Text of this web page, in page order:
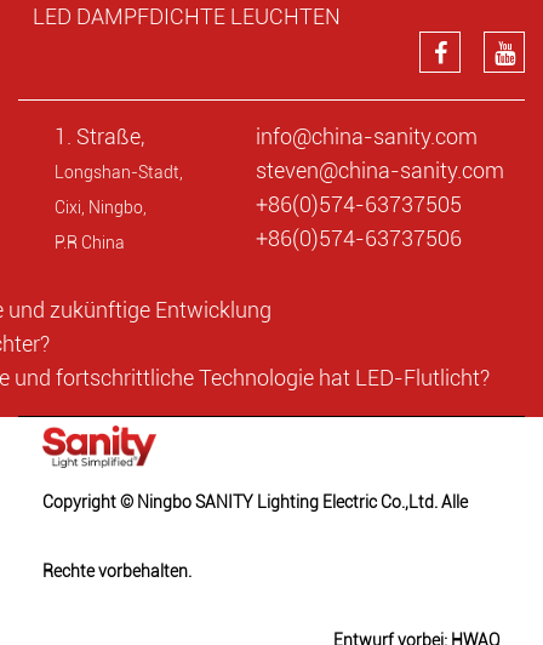
LED DAMPFDICHTE LEUCHTEN
1. Straße,
Longshan-Stadt,
Cixi, Ningbo,
P.R China
info@china-sanity.com
steven@china-sanity.com
+86(0)574-63737505
+86(0)574-63737506
zukünftige Entwicklung
und fortschrittliche Technologie hat LED-Flutlicht?
Copyright © Ningbo SANITY Lighting Electric Co.,Ltd. Alle
Rechte vorbehalten.
Entwurf vorbei: HWAQ